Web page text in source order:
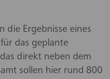
die Ergebnisse eines
das geplante
direkt neben dem
sollen hier rund 800